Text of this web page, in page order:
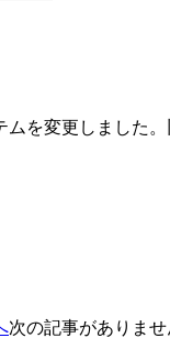
ムを変更しました
次の記事がありませ